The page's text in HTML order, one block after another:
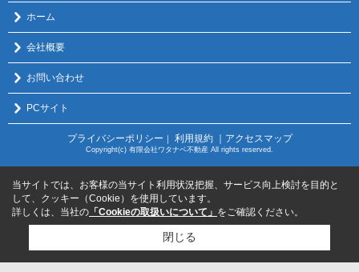
ホーム
会社概要
お問い合わせ
PCサイト
プライバシーポリシー ｜ 利用規約 ｜アクセスマップ
Copyright(c) 有限会社ワタナベ不動産 All rights reserved.
当サイトでは、お客様の当サイト利用状況把握、サービス向上検討を目的と
して、クッキー（Cookie）を使用しています。
詳しくは、当社の 「Cookieの取扱いについて」 をご確認ください。
閉じる